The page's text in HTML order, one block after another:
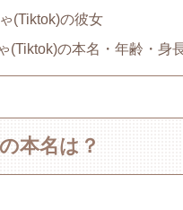
(Tiktok)の彼女
(Tiktok)の本名・年齢・
本名は？